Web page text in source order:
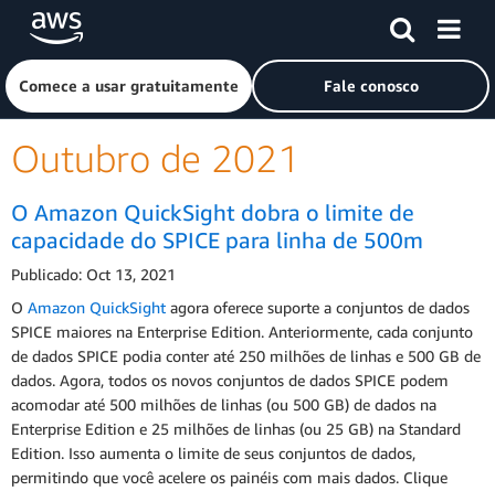
Pular para o conteúdo principal
Clique aqui para voltar à página inicial da Amazon Web
Comece a usar gratuitamente Fale conosco
Outubro de 2021
O Amazon QuickSight dobra o limite de
capacidade do SPICE para linha de 500m
Publicado: Oct 13, 2021
O Amazon QuickSight agora oferece suporte a conjuntos de dados
SPICE maiores na Enterprise Edition. Anteriormente, cada conjunto
de dados SPICE podia conter até 250 milhões de linhas e 500 GB de
dados. Agora, todos os novos conjuntos de dados SPICE podem
acomodar até 500 milhões de linhas (ou 500 GB) de dados na
Enterprise Edition e 25 milhões de linhas (ou 25 GB) na Standard
Edition. Isso aumenta o limite de seus conjuntos de dados,
permitindo que você acelere os painéis com mais dados. Clique